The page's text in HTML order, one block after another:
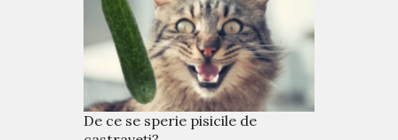
De ce se sperie pisicile de